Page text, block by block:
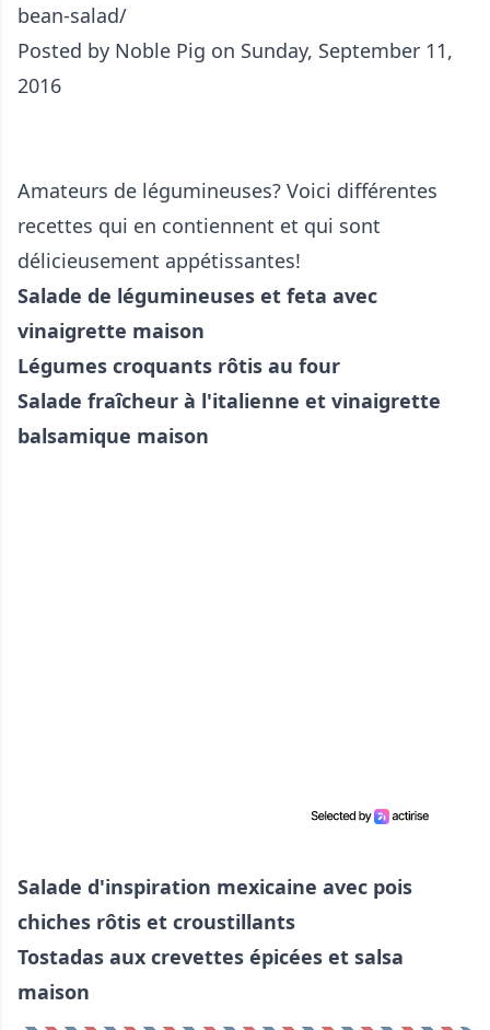
bean-salad/
Posted by Noble Pig on Sunday, September 11,
2016
Amateurs de légumineuses? Voici différentes
recettes qui en contiennent et qui sont
délicieusement appétissantes!
Salade de légumineuses et feta avec
vinaigrette maison
Légumes croquants rôtis au four
Salade fraîcheur à l'italienne et vinaigrette
balsamique maison
Salade d'inspiration mexicaine avec pois
chiches rôtis et croustillants
Tostadas aux crevettes épicées et salsa
maison